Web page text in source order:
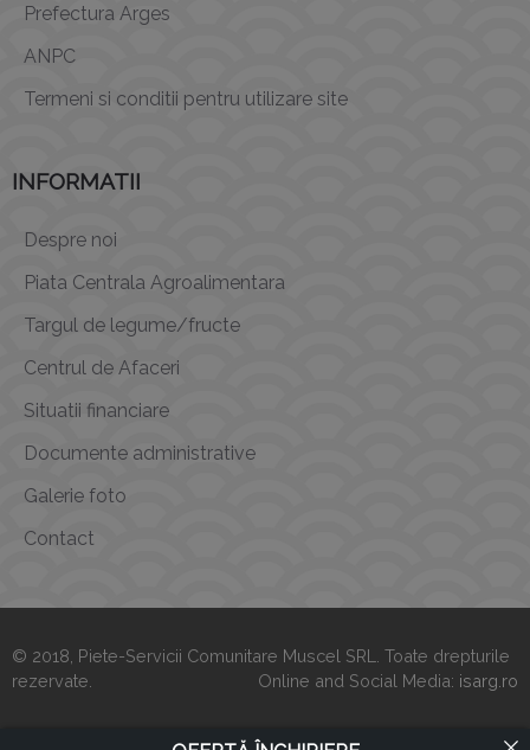
Prefectura Arges
ANPC
Termeni si conditii pentru utilizare site
INFORMATII
Despre noi
Piata Centrala Agroalimentara
Targul de legume/fructe
Centrul de Afaceri
Situatii financiare
Documente administrative
Galerie foto
Contact
© 2018, Piete-Servicii Comunitare Muscel SRL. Toate drepturile
rezervate.
Online and Social Media: isarg.ro